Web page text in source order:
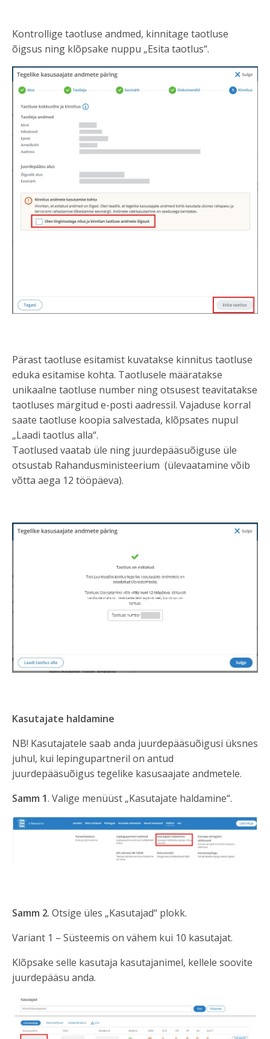
Kontrollige taotluse andmed, kinnitage taotluse
õigsus ning klõpsake nuppu „Esita taotlus“.
Pärast taotluse esitamist kuvatakse kinnitus taotluse
eduka esitamise kohta. Taotlusele määratakse
unikaalne taotluse number ning otsusest teavitatakse
taotluses märgitud e-posti aadressil. Vajaduse korral
saate taotluse koopia salvestada, klõpsates nupul
„Laadi taotlus alla“.
Taotlused vaatab üle ning juurdepääsuõiguse üle
otsustab Rahandusministeerium (ülevaatamine võib
võtta aega 12 tööpäeva).
Kasutajate haldamine
NB! Kasutajatele saab anda juurdepääsuõigusi üksnes
juhul, kui lepingupartneril on antud
juurdepääsuõigus tegelike kasusaajate andmetele.
Samm 1. Valige menüüst „Kasutajate haldamine“.
Samm 2. Otsige üles „Kasutajad“ plokk.
Variant 1 – Süsteemis on vähem kui 10 kasutajat.
Klõpsake selle kasutaja kasutajanimel, kellele soovite
juurdepääsu anda.